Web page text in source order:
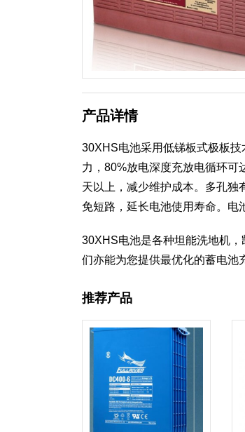
产品详情
30XHS电池采用低锑板式极板
力，80%放电深度充放电循环可
天以上，减少维护成本。多孔独
免短路，延长电池使用寿命。电
30XHS电池是各种坦能洗地机
们亦能为您提供最优化的蓄电池
推荐产品